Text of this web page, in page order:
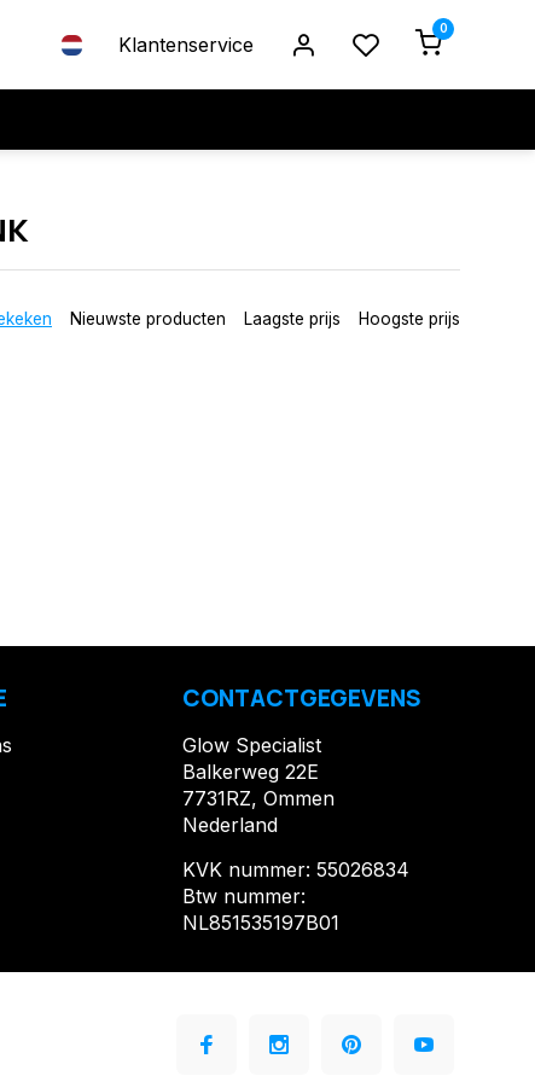
Klantenservice
0
Nieuwste producten Laagste prijs Hoogste prijs
CONTACTGEGEVENS
Glow Specialist
Balkerweg 22E
7731RZ, Ommen
Nederland
KVK nummer: 55026834
Btw nummer:
NL851535197B01